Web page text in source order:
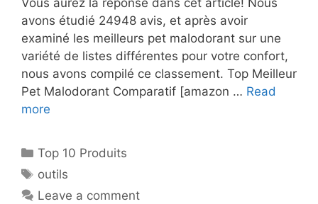
Vous aurez la réponse dans cet article! Nous
avons étudié 24948 avis, et après avoir
examiné les meilleurs pet malodorant sur une
variété de listes différentes pour votre confort,
nous avons compilé ce classement. Top Meilleur
Pet Malodorant Comparatif [amazon … Read
more
Top 10 Produits
outils
Leave a comment